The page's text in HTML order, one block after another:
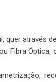
através
Fibra